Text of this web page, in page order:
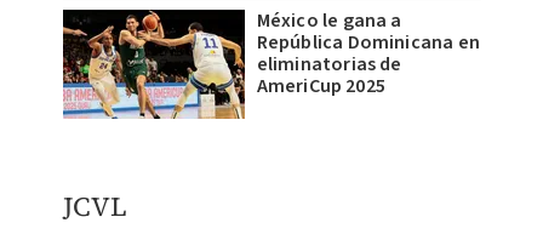
México le gana a
República Dominicana en
eliminatorias de
AmeriCup 2025
​JCVL